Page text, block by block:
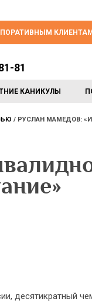
КЛИЕНТАМ
КАНИКУЛЫ
81
РУСЛАН МАМЕДОВ:
десятикратный